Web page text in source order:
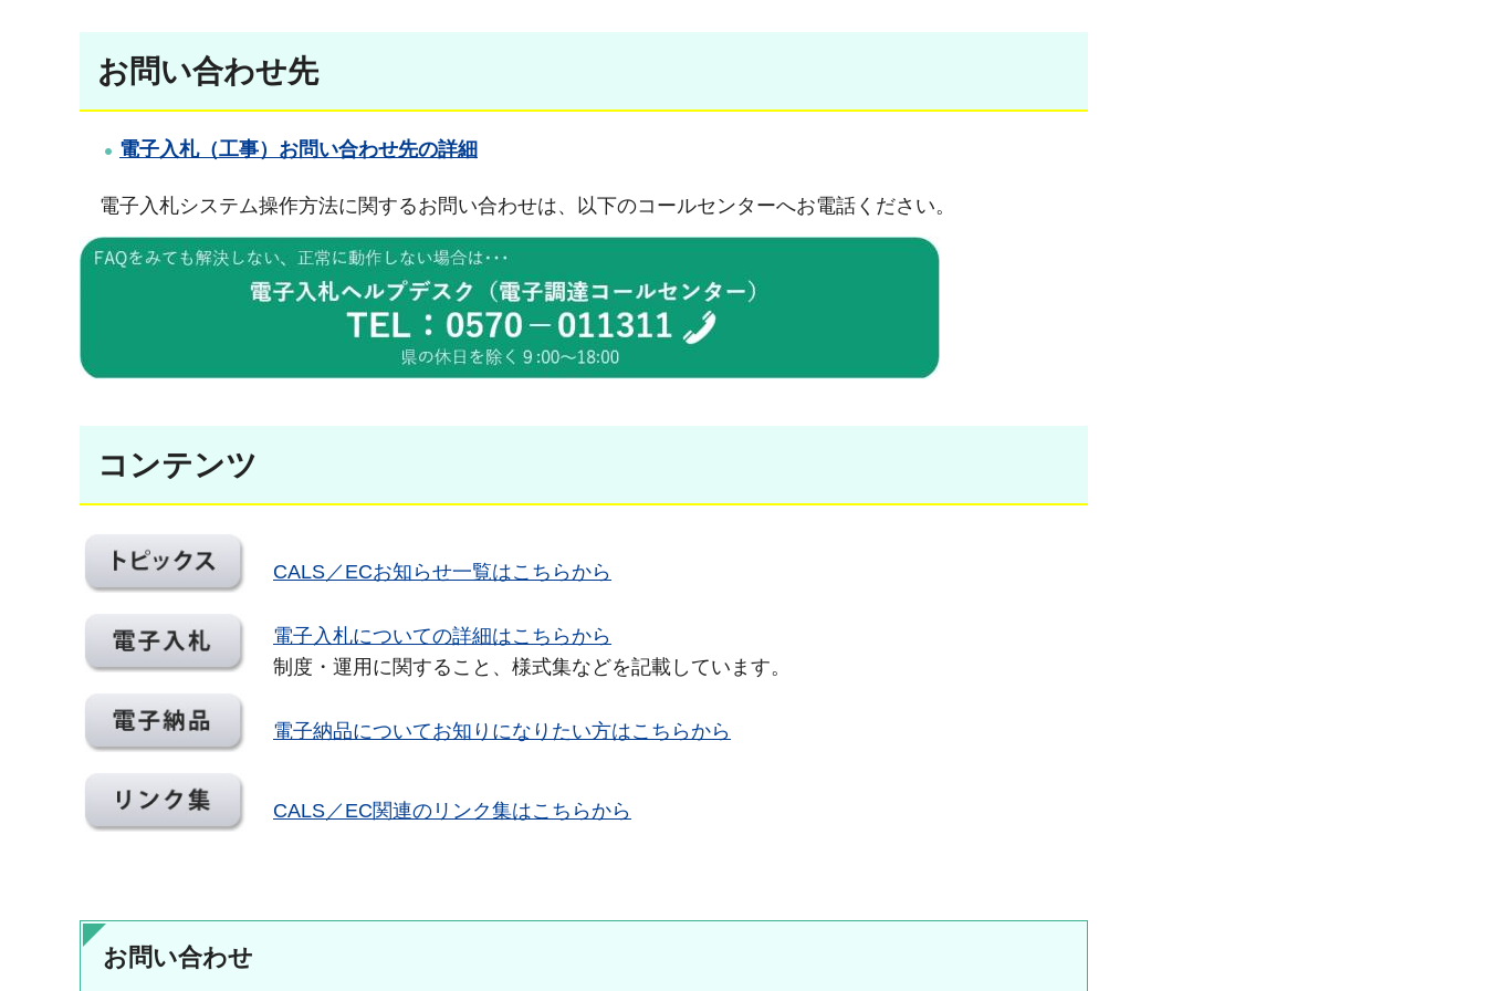
お問い合わせ先
電子入札（工事）お問い合わせ先の詳細
電子入札システム操作方法に関するお問い合わせは、以下のコールセンターへお電話ください。
コンテンツ
CALS／ECお知らせ一覧はこちらから
電子入札についての詳細はこちらから
制度・運用に関すること、様式集などを記載しています。
電子納品についてお知りになりたい方はこちらから
CALS／EC関連のリンク集はこちらから
お問い合わせ